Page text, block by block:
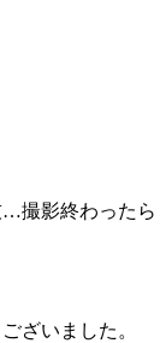
撮影終わったら
ざいました。